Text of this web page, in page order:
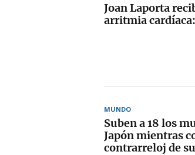
Joan Laporta
arritmia
MUNDO
Suben a 18 los
Japón mientras
contrarreloj de